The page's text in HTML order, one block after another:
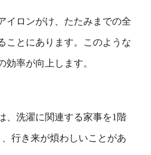
イロンがけ、たたみまでの全
ことにあります。このような
効率が向上します。
、洗濯に関連する家事を1階
行き来が煩わしいことがあ